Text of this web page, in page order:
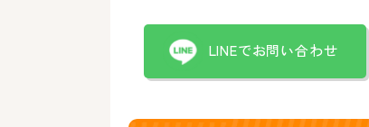
LINEでお問い合わせ